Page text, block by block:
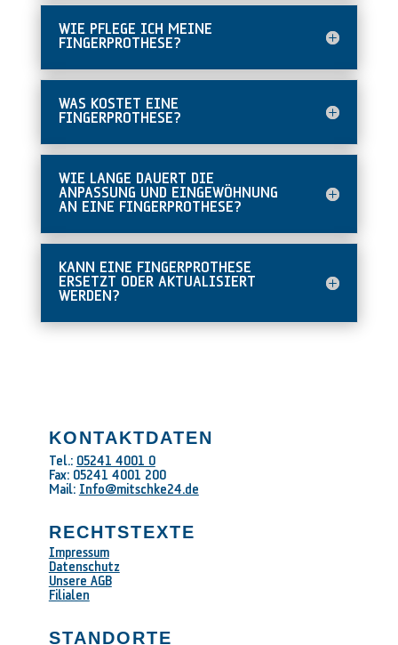
WIE PFLEGE ICH MEINE
FINGERPROTHESE?
WAS KOSTET EINE
FINGERPROTHESE?
WIE LANGE DAUERT DIE
ANPASSUNG UND EINGEWÖHNUNG
AN EINE FINGERPROTHESE?
KANN EINE FINGERPROTHESE
ERSETZT ODER AKTUALISIERT
WERDEN?
KONTAKTDATEN
Tel.: 05241 4001 0
Fax: 05241 4001 200
Mail: Info@mitschke24.de
RECHTSTEXTE
Impressum
Datenschutz
Unsere AGB
Filialen
STANDORTE